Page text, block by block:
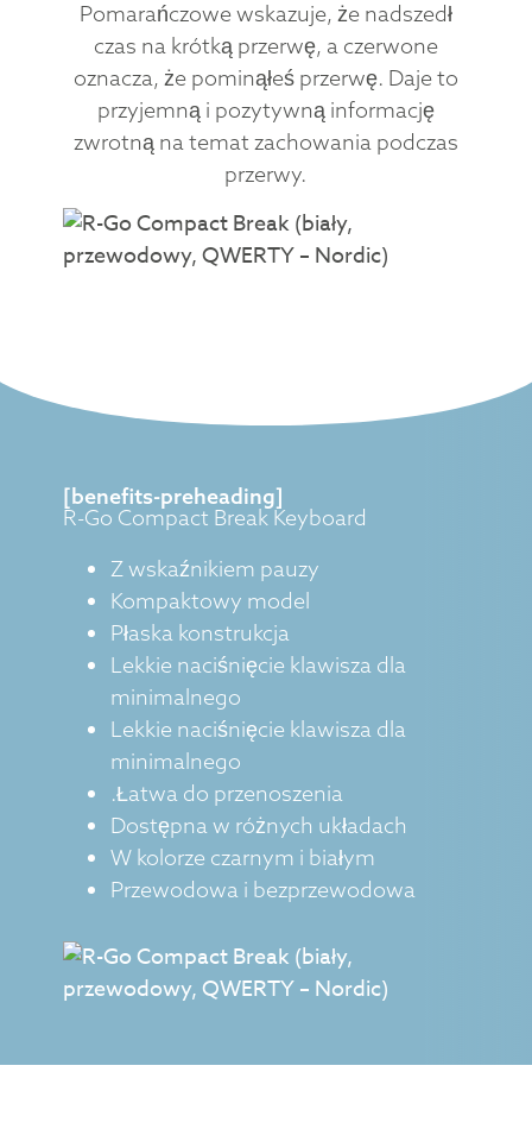
Pomarańczowe wskazuje, że nadszedł
czas na krótką przerwę, a czerwone
oznacza, że pominąłeś przerwę. Daje to
przyjemną i pozytywną informację
zwrotną na temat zachowania podczas
przerwy.
[benefits-preheading]
R-Go Compact Break Keyboard
Z wskaźnikiem pauzy
Kompaktowy model
Płaska konstrukcja
Lekkie naciśnięcie klawisza dla
minimalnego
Lekkie naciśnięcie klawisza dla
minimalnego
.Łatwa do przenoszenia
Dostępna w różnych układach
W kolorze czarnym i białym
Przewodowa i bezprzewodowa